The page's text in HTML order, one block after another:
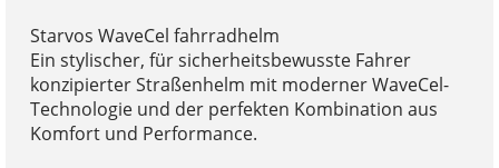
Starvos WaveCel fahrradhelm
Ein stylischer, für sicherheitsbewusste Fahrer
konzipierter Straßenhelm mit moderner WaveCel-
Technologie und der perfekten Kombination aus
Komfort und Performance.